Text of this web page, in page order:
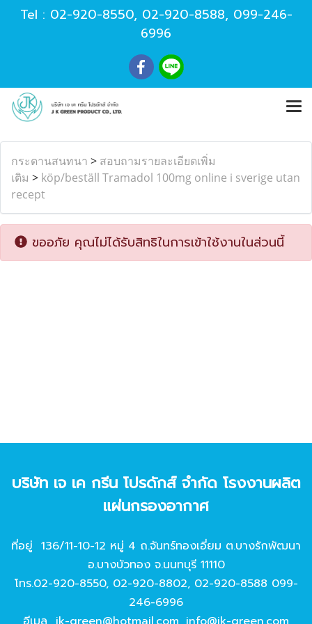
Tel : 02-920-8550, 02-920-8588, 099-246-
6996
กระดานสนทนา > สอบถามรายละเอียดเพิ่ม
เติม > köp/beställ Tramadol 100mg online i sverige utan
recept
ขออภัย คุณไม่ได้รับสิทธิในการเข้าใช้งานในส่วนนี้
บริษัท เจ เค กรีน โปรดักส์ จํากัด โรงงานผลิต
แผ่นกรองอากาศ
ที่อยู่ 136/11-10-12 หมู่ 4 ถ.จันทร์ทองเอี่ยม ต.บางรักพัฒนา
อ.บางบัวทอง จ.นนทบุรี 11110
โทร.02-920-8550, 02-920-8802, 02-920-8588 099-
246-6996